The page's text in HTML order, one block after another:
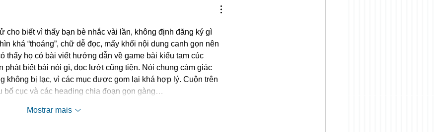
cho biết vì thấy bạn bè nhắc vài lần, không định đăng ký gì
khá “thoáng”, chữ dễ đọc, mấy khối nội dung canh gọn nên
thấy họ có bài viết hướng dẫn về game bài kiểu tam cúc
phát biết bài nói gì, đọc lướt cũng tiện. Nói chung cảm giác
không bị lạc, vì các mục được gom lại khá hợp lý. Cuộn trên
bố cục và các heading chia đoạn gọn gàng…
Mostrar mais